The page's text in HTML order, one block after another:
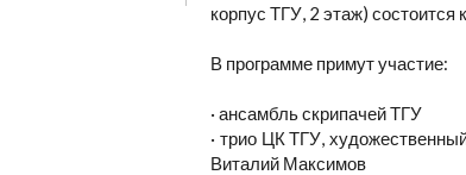
корпус ТГУ, 2 этаж) состоится
В программе примут участие:
· ансамбль скрипачей ТГУ
· трио ЦК ТГУ,
Виталий Максимов